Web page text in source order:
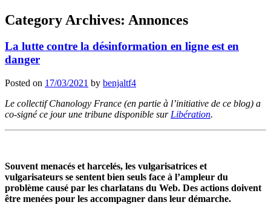
Category Archives: Annonces
La lutte contre la désinformation en ligne est en
danger
Posted on 17/03/2021 by benjaltf4
Le collectif Chanology France (en partie à l’initiative de ce blog) a
co-signé ce jour une tribune disponible sur Libération.
Souvent menacés et harcelés, les vulgarisatrices et
vulgarisateurs se sentent bien seuls face à l’ampleur du
problème causé par les charlatans du Web. Des actions doivent
être menées pour les accompagner dans leur démarche.